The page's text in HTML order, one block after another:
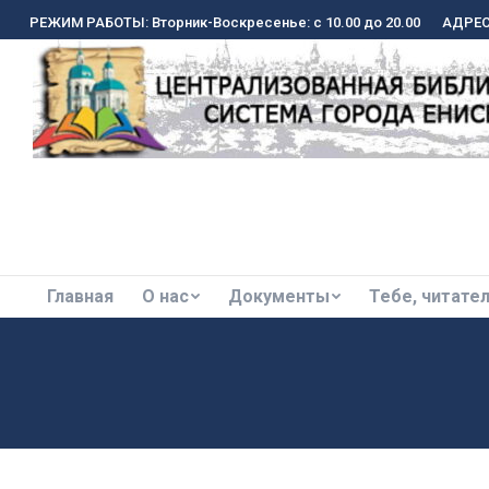
РЕЖИМ РАБОТЫ: Вторник-Воскресенье: с 10.00 до 20.00
Главная О нас Документы Тебе,
РЕЖИМ РАБОТЫ: Вторник-Воскресенье: с 10.00 до 20.00
Главная О нас Документы Тебе,